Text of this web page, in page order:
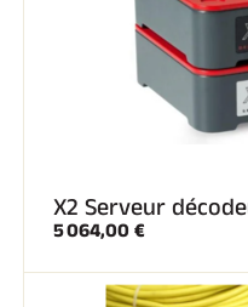
X2 Serveur
5 064,00 €